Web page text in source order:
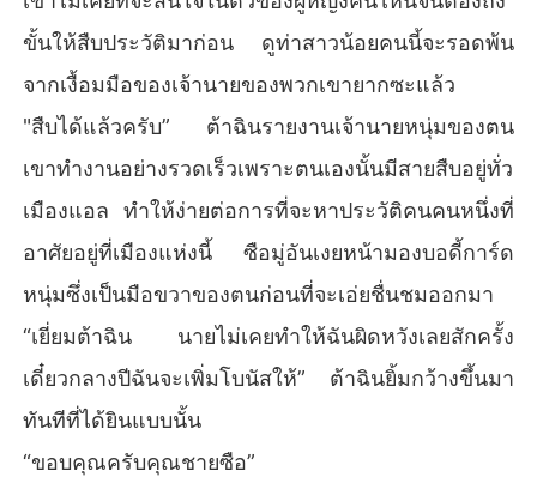
ขั้นให้สืบประวัติมาก่อน ดูท่าสาวน้อยคนนี้จะรอดพ้น
จากเงื้อมมือของเจ้านายของพวกเขายากซะแล้ว
"สืบได้แล้วครับ” ต้าฉินรายงานเจ้านายหนุ่มของตน
เขาทำงานอย่างรวดเร็วเพราะตนเองนั้นมีสายสืบอยู่ทั่ว
เมืองแอล ทำให้ง่ายต่อการที่จะหาประวัติคนคนหนึ่งที่
อาศัยอยู่ที่เมืองแห่งนี้ ซือมู่อันเงยหน้ามองบอดี้การ์ด
หนุ่มซึ่งเป็นมือขวาของตนก่อนที่จะเอ่ยชื่นชมออกมา
“เยี่ยมต้าฉิน นายไม่เคยทำให้ฉันผิดหวังเลยสักครั้ง
เดี๋ยวกลางปีฉันจะเพิ่มโบนัสให้” ต้าฉินยิ้มกว้างขึ้นมา
ทันทีที่ได้ยินแบบนั้น
“ขอบคุณครับคุณชายซือ”